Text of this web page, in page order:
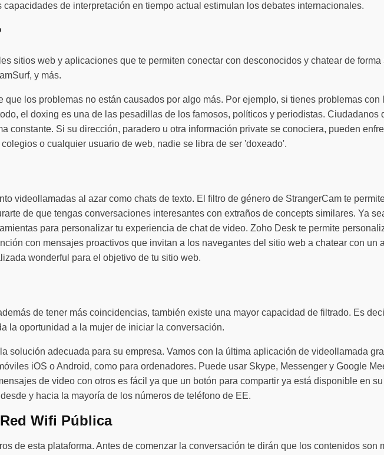
de interpretación en tiempo actual estimulan los debates internacionales.
sitios web y aplicaciones que te permiten conectar con desconocidos y chatear de
y más.
los problemas no están causados por algo más. Por ejemplo, si tienes problemas
el doxing es una de las pesadillas de los famosos, políticos y periodistas. Ciudadanos
constante. Si su dirección, paradero u otra información private se conociera, pueden
o cualquier usuario de web, nadie se libra de ser 'doxeado'.
videollamadas al azar como chats de texto. El filtro de género de StrangerCam te
de que tengas conversaciones interesantes con extraños de concepts similares. Ya
para personalizar tu experiencia de chat de video. Zoho Desk te permite
con mensajes proactivos que invitan a los navegantes del sitio web a chatear con un
wonderful para el objetivo de tu sitio web.
de tener más coincidencias, también existe una mayor capacidad de filtrado. Es
la oportunidad a la mujer de iniciar la conversación.
solución adecuada para su empresa. Vamos con la última aplicación de videollamada
iOS o Android, como para ordenadores. Puede usar Skype, Messenger y Google
de video con otros es fácil ya que un botón para compartir ya está disponible en
y hacia la mayoría de los números de teléfono de EE.
Wifi Pública
de esta plataforma. Antes de comenzar la conversación te dirán que los contenidos son